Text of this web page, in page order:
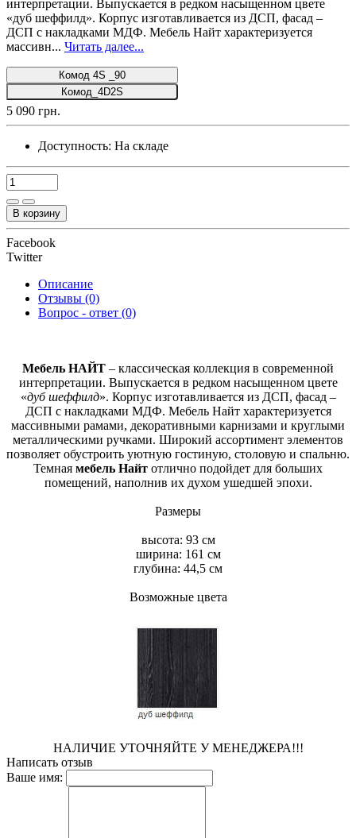
интерпретации. Выпускается в редком насыщенном цвете
«дуб шеффилд». Корпус изготавливается из ДСП, фасад –
ДСП с накладками МДФ. Мебель Найт характеризуется
массивн... Читать далее...
Комод 4S _90
Комод_4D2S
5 090 грн.
Доступность: На складе
В корзину
Facebook
Twitter
Описание
Отзывы (0)
Вопрос - ответ (0)
Мебель НАЙТ – классическая коллекция в современной
интерпретации. Выпускается в редком насыщенном цвете
«дуб шеффилд». Корпус изготавливается из ДСП, фасад –
ДСП с накладками МДФ. Мебель Найт характеризуется
массивными рамами, декоративными карнизами и круглыми
металлическими ручками. Широкий ассортимент элементов
позволяет обустроить уютную гостиную, столовую и спальню.
Темная мебель Найт отлично подойдет для больших
помещений, наполнив их духом ушедшей эпохи.
Размеры
высота: 93 см
ширина: 161 см
глубина: 44,5 см
Возможные цвета
НАЛИЧИЕ УТОЧНЯЙТЕ У МЕНЕДЖЕРА!!!
Написать отзыв
Ваше имя: